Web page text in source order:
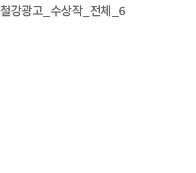
철강광고_수상작_전체_6